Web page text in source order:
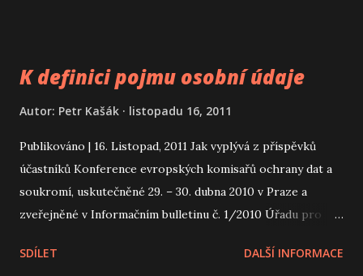
and have decided to stay in it. That's why SparkTECH is
as the laws of the Universe. Follow www.eluvia.com
#eluvia #eluvialand #eluviacloud #codemustflow
K definici pojmu osobní údaje
Autor: Petr Kašák listopadu 16, 2011
Publikováno | 16. Listopad, 2011 Jak vyplývá z příspěvků
účastníků Konference evropských komisařů ochrany dat a
soukromí, uskutečněné 29. – 30. dubna 2010 v Praze a
zveřejněné v Informačním bulletinu č. 1/2010 Úřadu pro
uživatelů na Internetu fakt, že ač jejich počet stoupá, stále
SDÍLET DALŠÍ INFORMACE